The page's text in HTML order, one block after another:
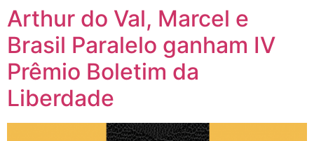
Arthur do Val, Marcel e
Brasil Paralelo ganham IV
Prêmio Boletim da
Liberdade